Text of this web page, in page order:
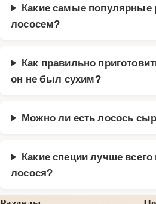
Какие самые популярные
лососем?
Как правильно
он не был сухим?
Можно ли есть лосось
Какие специи лучше
лосося?